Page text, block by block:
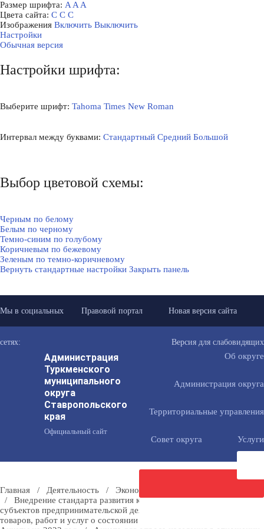
Размер шрифта: A A A
Цвета сайта: С С С
Изображения Включить Выключить
Настройки
Обычная версия
Настройки шрифта:
Выберите шрифт: Tahoma Times New Roman
Интервал между буквами: Стандартный Средний Большой
Выбор цветовой схемы:
Черным по белому
Белым по черному
Темно-синим по голубому
Коричневым по бежевому
Зеленым по темно-коричневому
Вернуть стандартные настройки Закрыть панель
Мы в социальных
сетях:
Правовой портал Новая версия сайта
Версия для слабовидящих
Администрация
Туркменского
муниципального
округа
Ставропольского
края
Официальный сайт
Об округе
Администрация округа
Территориальные управления
Совет округа Услуги
Главная / Деятельность / Экономика
/
Внедрение стандарта развития конкуренции /
Опросы
субъектов предпринимательской деятельности и потребителей
товаров, работ и услуг о состоянии конкурентной среды